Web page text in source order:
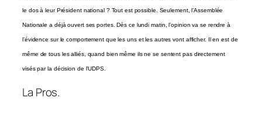
le dos à leur Président national ? Tout est possible. Seulement, l’Assemblée
Nationale a déjà ouvert ses portes. Dès ce lundi matin, l’opinion va se rendre à
l’évidence sur le comportement que les uns et les autres vont afficher. Il en est de
même de tous les alliés, quand bien même ils ne se sentent pas directement
visés par la décision de l’UDPS.
La Pros.